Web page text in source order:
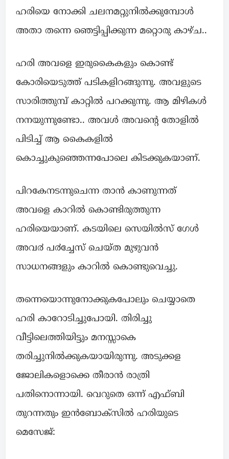
ഹരിയെ നോക്കി ചലനമറ്റുനിൽക്കുമ്പോൾ
അതാ തന്നെ ഞെട്ടിപ്പിക്കുന്ന മറ്റൊരു കാഴ്ച..
ഹരി അവളെ ഇരുകൈകളും കൊണ്ട്
കോരിയെടുത്ത് പടികളിറങ്ങുന്നു. അവളുടെ
സാരിത്തുമ്പ് കാറ്റിൽ പറക്കുന്നു. ആ മിഴികൾ
നനയുന്നുണ്ടോ.. അവൾ അവന്റെ തോളിൽ
പിടിച്ച് ആ കൈകളിൽ
കൊച്ചുകുഞ്ഞെന്നപോലെ കിടക്കുകയാണ്.
പിറകേനടന്നുചെന്ന താൻ കാണുന്നത്
അവളെ കാറിൽ കൊണ്ടിരുത്തുന്ന
ഹരിയെയാണ്. കടയിലെ സെയിൽസ് ഗേൾ
അവ൪ പ൪ച്ചേസ് ചെയ്ത മുഴുവൻ
സാധനങ്ങളും കാറിൽ കൊണ്ടുവെച്ചു.
തന്നെയൊന്നുനോക്കുകപോലും ചെയ്യാതെ
ഹരി കാറോടിച്ചുപോയി. തിരിച്ചു
വീട്ടിലെത്തിയിട്ടും മനസ്സാകെ
തരിച്ചുനിൽക്കുകയായിരുന്നു. അടുക്കള
ജോലികളൊക്കെ തീരാൻ രാത്രി
പതിനൊന്നായി. വെറുതെ ഒന്ന് എഫ്ബി
തുറന്നതും ഇൻബോക്സിൽ ഹരിയുടെ
മെസേജ്: